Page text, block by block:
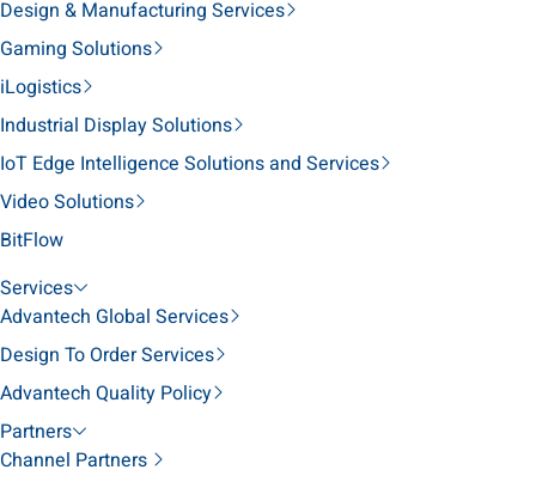
Design & Manufacturing Services
Gaming Solutions
iLogistics
Industrial Display Solutions
IoT Edge Intelligence Solutions and Services
Video Solutions
BitFlow
Services
Advantech Global Services
Design To Order Services
Advantech Quality Policy
Partners
Channel Partners